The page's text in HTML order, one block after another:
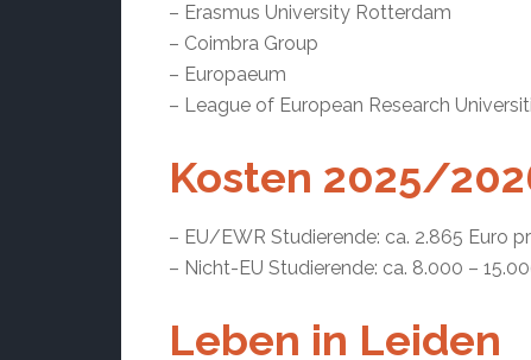
– Erasmus University Rotterdam
– Coimbra Group
– Europaeum
– League of European Research
Kosten 2025/
– EU/EWR Studierende: ca. 2.865 Euro
– Nicht-EU Studierende: ca. 8.000 –
Leben in Leiden